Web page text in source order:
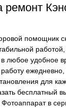
ремонт
помощник
работой,
любое удобное
ежедневно,
для
бесплатный
в